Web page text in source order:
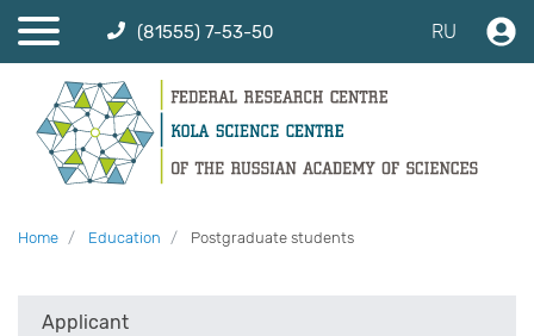
(81555) 7-53-50 RU
Home Education Postgraduate students
Applicant